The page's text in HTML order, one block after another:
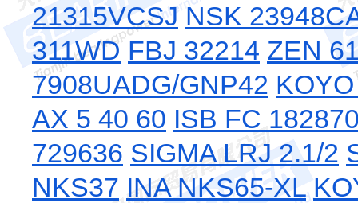
21315VCSJ NSK
311WD FBJ 32214 ZEN
7908UADG/GNP42
AX 5 40 60 ISB FC
729636 SIGMA LRJ 2.1/2
NKS37 INA NKS65-XL